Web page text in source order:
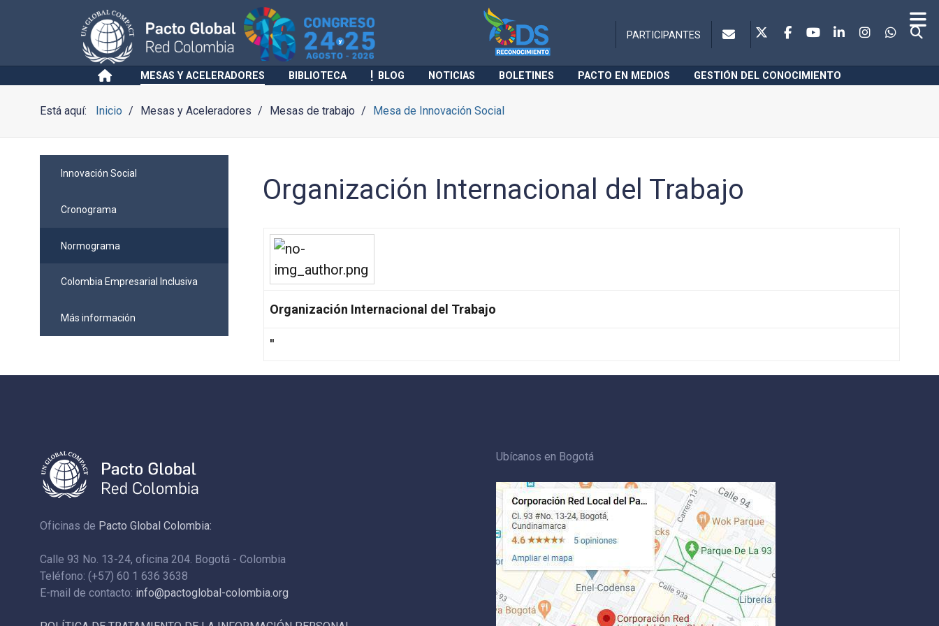
PARTICIPANTES
MESAS Y ACELERADORES BIBLIOTECA BLOG NOTICIAS BOLETINES PACTO EN MEDIOS GESTIÓN DEL CONOCIMIENTO
Está aquí: Inicio Mesas y Aceleradores Mesas de trabajo Mesa de Innovación Social
Innovación Social
Cronograma
Normograma
Colombia Empresarial Inclusiva
Más información
Organización Internacional del Trabajo
Organización Internacional del Trabajo
''
Oficinas de Pacto Global Colombia:
Calle 93 No. 13-24, oficina 204. Bogotá - Colombia
Teléfono: (+57) 60 1 636 3638
E-mail de contacto: info@pactoglobal-colombia.org
Ubícanos en Bogotá